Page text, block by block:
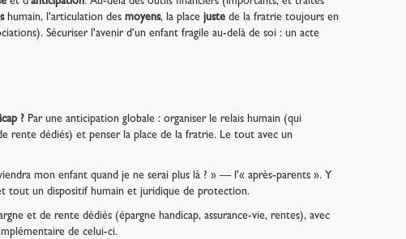
humain, l'articulation des moyens, la place justede la fratrie toujours en
Sécuriser l'avenir d'un enfant fragile au-delà de soi : un acte
?Par une anticipation globale : organiser le relais humain (qui
rente dédiés) et penser la place de la fratrie. Le tout avec un
mon enfant quand je ne serai plus là ? » — l'« après-parents ». Y
tout un dispositif humain et juridique de protection.
et de rente dédiés (épargne handicap, assurance-vie, rentes), avec
de celui-ci.